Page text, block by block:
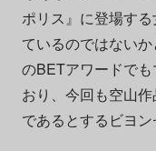
ポリス』に登場す
ているのではない
のBETアワードで
おり、今回も空山
であるとするビヨン